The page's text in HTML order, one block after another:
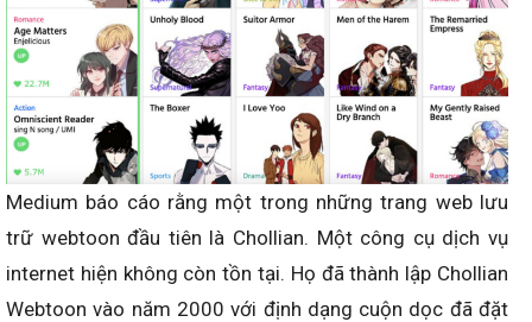
Medium báo cáo rằng một trong những trang web lưu
trữ webtoon đầu tiên là Chollian. Một công cụ dịch vụ
internet hiện không còn tồn tại. Họ đã thành lập Chollian
Webtoon vào năm 2000 với định dạng cuộn dọc đã đặt